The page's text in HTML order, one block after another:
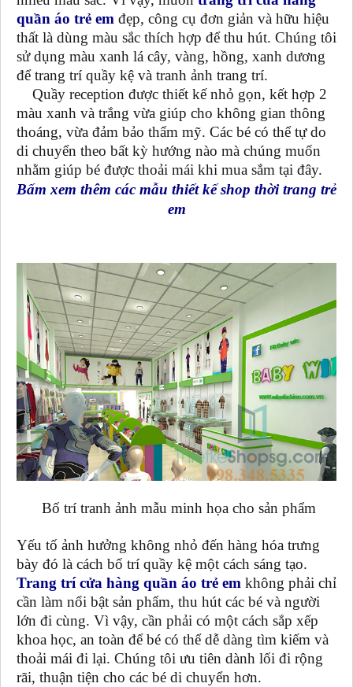
quần áo trẻ em đẹp, công cụ đơn giản và hữu hiệu
thất là dùng màu sắc thích hợp để thu hút. Chúng tôi
sử dụng màu xanh lá cây, vàng, hồng, xanh dương
để trang trí quầy kệ và tranh ảnh trang trí.
Quầy reception được thiết kế nhỏ gọn, kết hợp 2
màu xanh và trắng vừa giúp cho không gian thông
thoáng, vừa đảm bảo thẩm mỹ. Các bé có thể tự do
di chuyển theo bất kỳ hướng nào mà chúng muốn
nhằm giúp bé được thoải mái khi mua sắm tại đây.
Bấm xem thêm các mẫu thiết kế shop thời trang trẻ
em
Bố trí tranh ảnh mẫu minh họa cho sản phẩm
Yếu tố ảnh hưởng không nhỏ đến hàng hóa trưng
bày đó là cách bố trí quầy kệ một cách sáng tạo.
Trang trí cửa hàng quần áo trẻ em không phải chỉ
cần làm nổi bật sản phẩm, thu hút các bé và người
lớn đi cùng. Vì vậy, cần phải có một cách sắp xếp
khoa học, an toàn để bé có thể dễ dàng tìm kiếm và
thoải mái đi lại. Chúng tôi ưu tiên dành lối đi rộng
rãi, thuận tiện cho các bé di chuyển hơn.